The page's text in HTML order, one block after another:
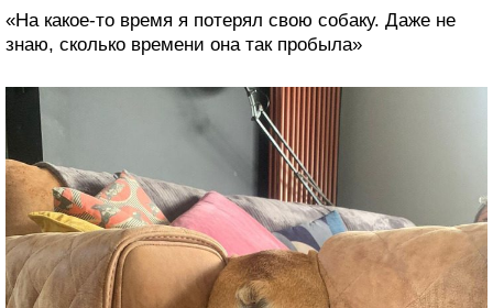
«На какое-то время я потерял свою собаку. Даже не
знаю, сколько времени она так пробыла»